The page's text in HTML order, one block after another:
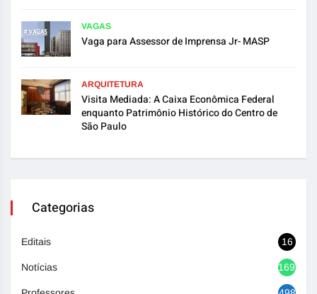
VAGAS
Vaga para Assessor de Imprensa Jr- MASP
ARQUITETURA
Visita Mediada: A Caixa Econômica Federal
enquanto Patrimônio Histórico do Centro de
São Paulo
Categorias
Editais 16
Notícias 1692